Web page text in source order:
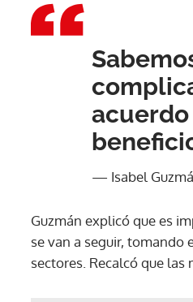
— Isabel
Guzmán explicó que es
se van a seguir, tomando
sectores. Recalcó que